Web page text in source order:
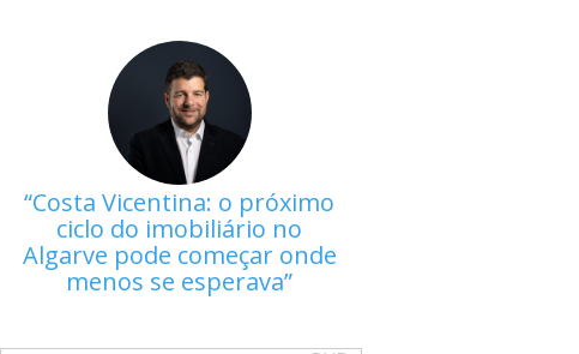
Costa Vicentina: o próximo
ciclo do imobiliário no
Algarve pode começar onde
menos se esperava